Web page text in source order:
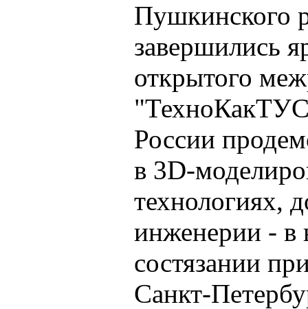
Пушкинского
завершились
открытого
России
в 3D-
технологиях,
инженерии - в
состязании
Санкт-